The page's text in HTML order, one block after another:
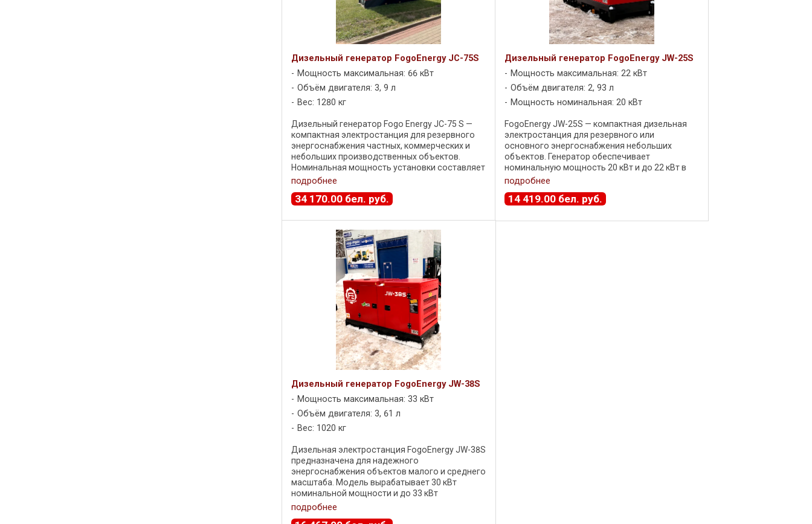
Дизельный генератор FogoEnergy JC-75S
Мощность максимальная: 66 кВт
Объём двигателя: 3, 9 л
Вес: 1280 кг
Дизельный генератор Fogo Energy JC-75 S —
компактная электростанция для резервного
энергоснабжения частных, коммерческих и
небольших производственных объектов.
Номинальная мощность установки составляет
60 кВт , максимальная — 66 кВт . Модель ...
подробнее
34 170.00 бел. руб.
Дизельный генератор FogoEnergy JW-25S
Мощность максимальная: 22 кВт
Объём двигателя: 2, 93 л
Мощность номинальная: 20 кВт
FogoEnergy JW-25S — компактная дизельная
электростанция для резервного или
основного энергоснабжения небольших
объектов. Генератор обеспечивает
номинальную мощность 20 кВт и до 22 кВт в
пиковом режиме , работая при стандартной
подробнее
14 419.00бел. руб.
Дизельный генератор FogoEnergy JW-38S
Мощность максимальная: 33 кВт
Объём двигателя: 3, 61 л
Вес: 1020 кг
Дизельная электростанция FogoEnergy JW-38S
предназначена для надежного
энергоснабжения объектов малого и среднего
масштаба. Модель вырабатывает 30 кВт
номинальной мощности и до 33 кВт
максимальной , обеспечивая стабильное
трехфазное напряжение ...
подробнее